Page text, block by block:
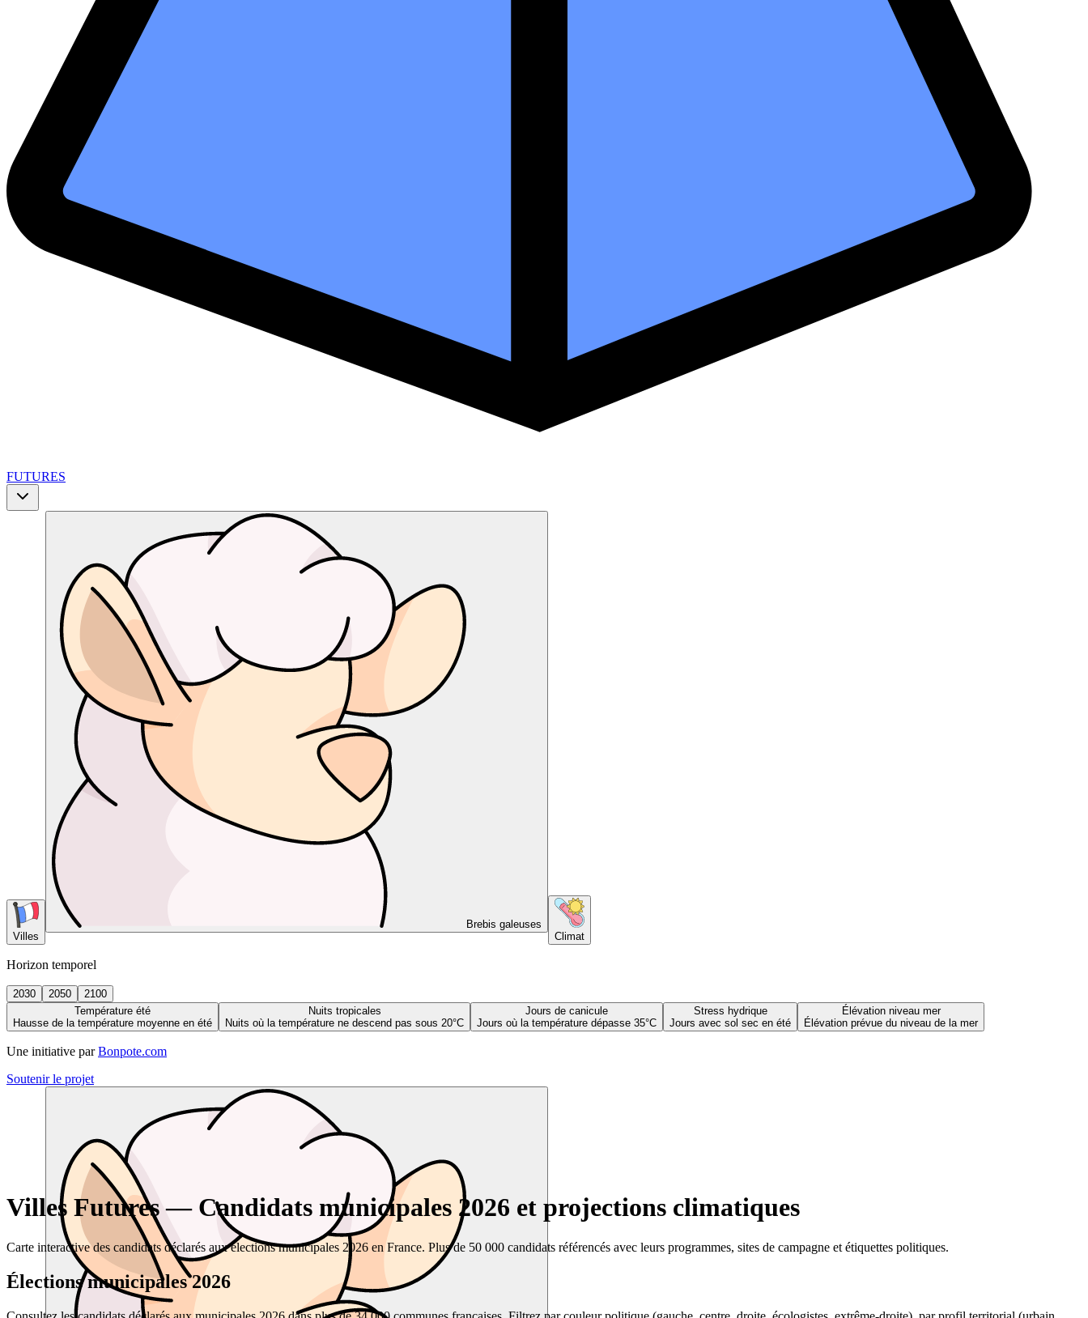
FUTURES
Villes
Brebis galeuses
Climat
Horizon temporel
2030 2050
2100
Température été
Hausse de la température moyenne en été
Nuits tropicales
Nuits où la température ne descend pas sous 20°C
Jours de canicule
Jours où la température dépasse 35°C
Stress hydrique
Jours avec sol sec en été
Élévation niveau mer
Élévation prévue du niveau de la mer
Une initiative par Bonpote.com
Soutenir le projet
Villes Futures — Candidats municipales 2026 et projections climatiques
Carte interactive des candidats déclarés aux élections municipales 2026 en France. Plus de 50 000 candidats référencés avec leurs programmes, sites de campagne et étiquettes politiques.
Élections municipales 2026